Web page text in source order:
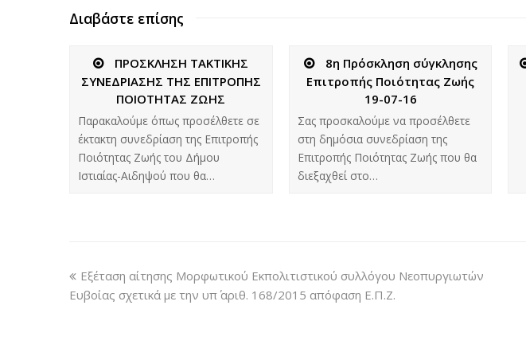
Διαβάστε επίσης
ΠΡΟΣΚΛΗΣΗ ΤΑΚΤΙΚΗΣ
ΣΥΝΕΔΡΙΑΣΗΣ ΤΗΣ ΕΠΙΤΡΟΠΗΣ
ΠΟΙΟΤΗΤΑΣ ΖΩΗΣ
Παρακαλούμε όπως προσέλθετε σε
έκτακτη συνεδρίαση της Επιτροπής
Ποιότητας Ζωής του Δήμου
Ιστιαίας-Αιδηψού που θα…
8η Πρόσκληση σύγκλησης
Επιτροπής Ποιότητας Ζωής
19-07-16
Σας προσκαλούμε να προσέλθετε
στη δημόσια συνεδρίαση της
Επιτροπής Ποιότητας Ζωής που θα
διεξαχθεί στο…
Εξέταση αίτησης Μορφωτικού Εκπολιτιστικού συλλόγου Νεοπυργιωτών
Ευβοίας σχετικά με την υπ΄ αριθ. 168/2015 απόφαση Ε.Π.Ζ.